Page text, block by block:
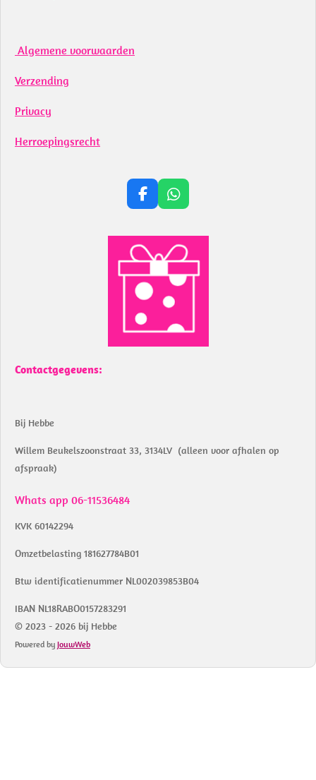
Algemene voorwaarden
Verzending
Privacy
Herroepingsrecht
F
a
e
b
o
o
k
W
h
t
s
A
p
p
Contactgegevens:
Bij Hebbe
Willem Beukelszoonstraat 33, 3134LV (alleen voor afhalen op
afspraak)
Whats app 06-11536484
KVK 60142294
Omzetbelasting 181627784B01
Btw identificatienummer NL002039853B04
IBAN NL18RABO0157283291
© 2023 - 2026 bij Hebbe
Powered by JouwWeb